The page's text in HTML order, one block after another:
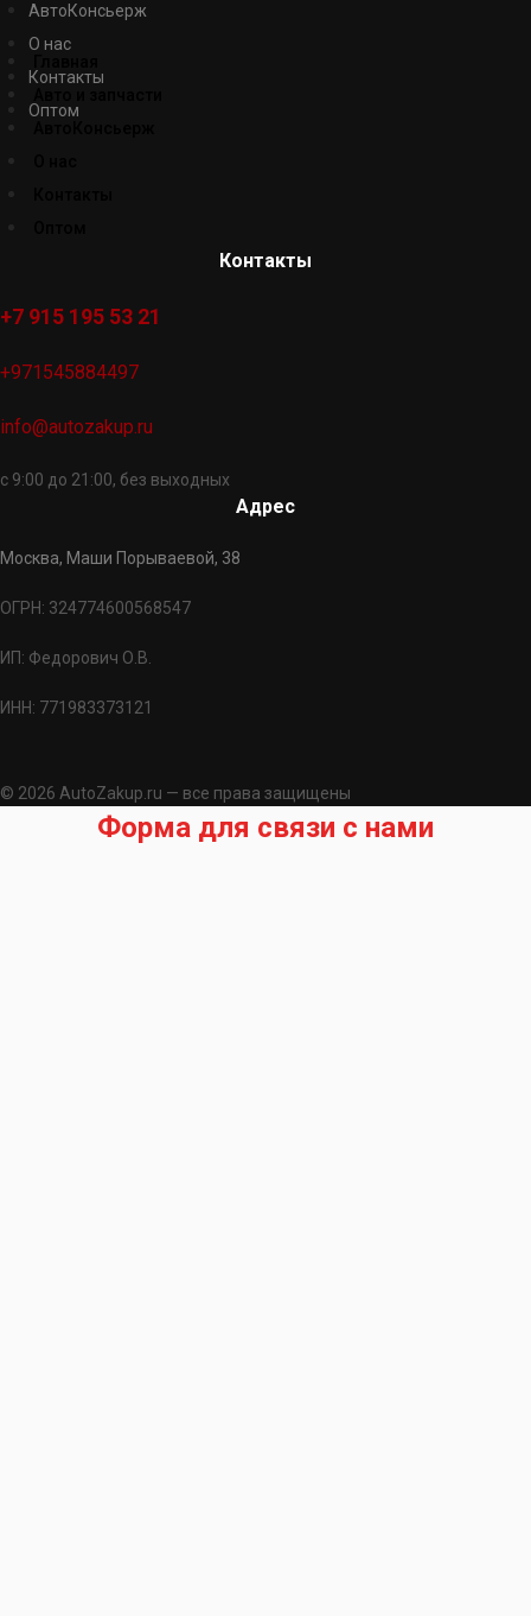
АвтоКонсьерж
О нас
Контакты
Оптом
Контакты
+7 915 195 53 21
+971545884497
info@autozakup.ru
с 9:00 до 21:00, без выходных
Адрес
Москва, Маши Порываевой, 38
ОГРН: 324774600568547
ИП: Федорович О.В.
ИНН: 771983373121
© 2026 AutoZakup.ru — все права защищены
Форма для связи с нами